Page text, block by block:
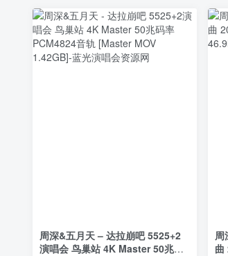
周深&五月天 – 达拉崩吧 5525+2
演唱会 鸟巢站 4K Master 50兆码